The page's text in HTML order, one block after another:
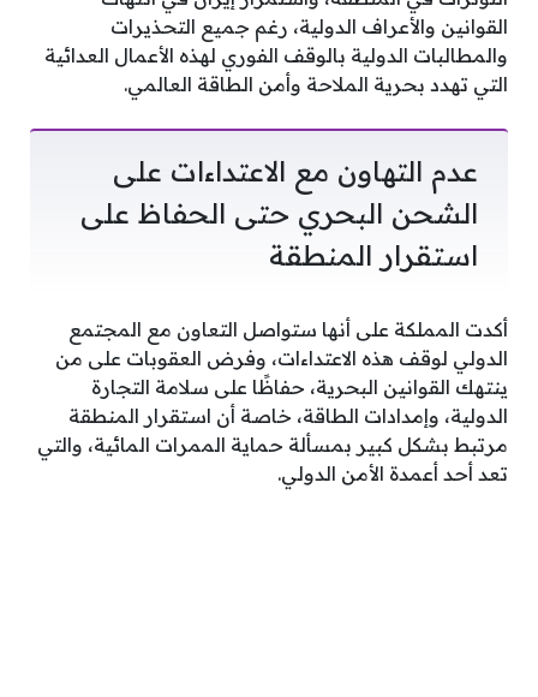
القوانين والأعراف الدولية، رغم جميع التحذيرات
والمطالبات الدولية بالوقف الفوري لهذه الأعمال العدائية
التي تهدد بحرية الملاحة وأمن الطاقة العالمي.
عدم التهاون مع الاعتداءات على
الشحن البحري حتى الحفاظ على
استقرار المنطقة
أكدت المملكة على أنها ستواصل التعاون مع المجتمع
الدولي لوقف هذه الاعتداءات، وفرض العقوبات على من
ينتهك القوانين البحرية، حفاظًا على سلامة التجارة
الدولية، وإمدادات الطاقة، خاصة أن استقرار المنطقة
مرتبط بشكل كبير بمسألة حماية الممرات المائية، والتي
تعد أحد أعمدة الأمن الدولي.